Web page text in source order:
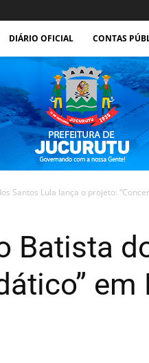
DIÁRIO OFICIAL CONTAS
Santos Lula lança o projeto:
Batista
em